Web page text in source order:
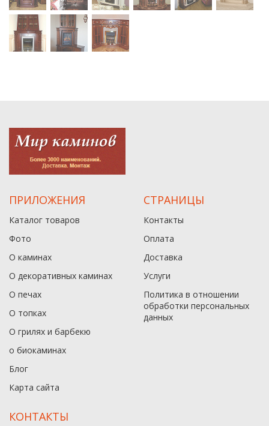
ПРИЛОЖЕНИЯ
Каталог товаров
Фото
О каминах
О декоративных каминах
О печах
О топках
О грилях и барбекю
о биокаминах
Блог
Карта сайта
СТРАНИЦЫ
Контакты
Оплата
Доставка
Услуги
Политика в отношении
обработки персональных
данныx
КОНТАКТЫ